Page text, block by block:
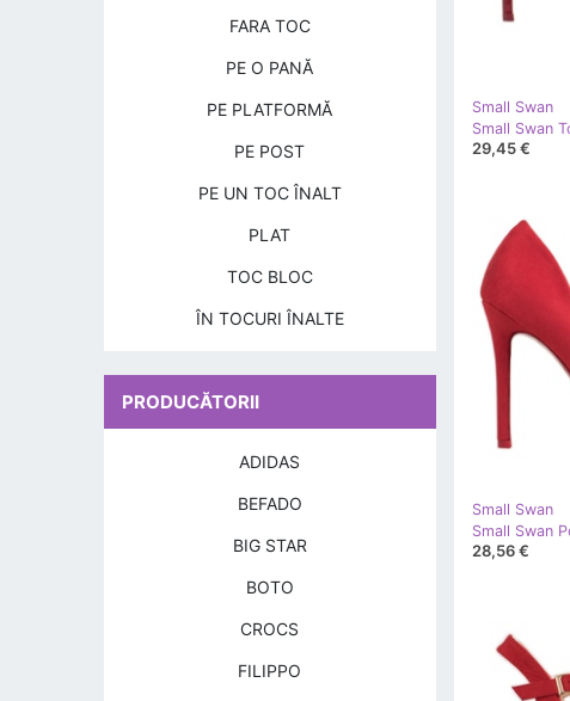
Small Swan
Small Swan
29,45 €
Small Swan
28,56 €
FARA TOC
PE O PANĂ
PE PLATFORMĂ
PE POST
PE UN TOC ÎNALT
PLAT
TOC BLOC
ÎN TOCURI ÎNALTE
PRODUCĂTORII
ADIDAS
BEFADO
BIG STAR
BOTO
CROCS
FILIPPO